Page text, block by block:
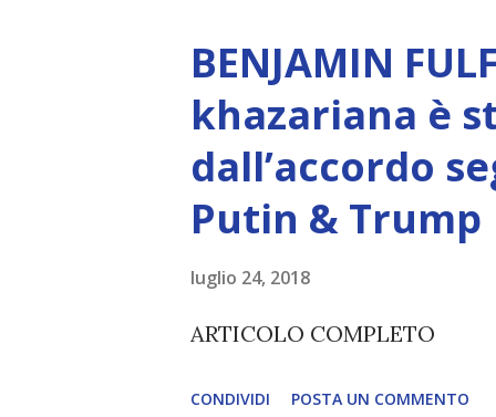
Creatore. È ciò che
non è la scelta più efficiente.
L’intelligenza può simulare
essere Coscienza. Può
renderanno la differenza
BENJAMIN
khazariana è
dall’accordo
Putin & Trump
luglio 24, 2018
ARTICOLO COMPLETO
CONDIVIDI POSTA UN COMMENTO